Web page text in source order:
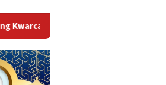
Kepramukaan ke Warga Binaan